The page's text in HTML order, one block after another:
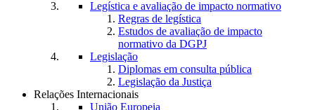
Legística e avaliação de impacto normativo
Regras de legística
Estudos de avaliação de impacto
normativo da DGPJ
Legislação
Diplomas em consulta pública
Legislação da Justiça
Relações Internacionais
União Europeia